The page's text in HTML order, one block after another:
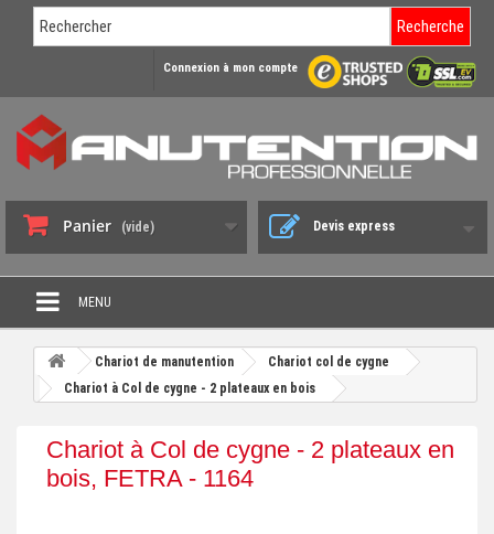
Recherche
Connexion à mon compte
Panier (vide) Devis express
MENU
PROMO DÉSTOCKAGE
CHARIOT DE MANUTENTION
BENNE BASCULANTE
Chariot de manutention
Chariot col de cygne
Chariot à Col de cygne - 2 plateaux en bois
Chariot à Col de cygne - 2 plateaux en
bois, FETRA - 1164